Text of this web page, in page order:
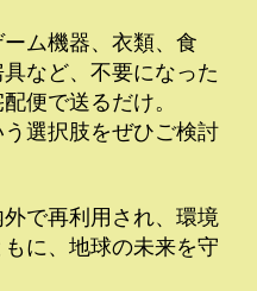
ム機器、衣類、食
など、不要になった
便で送るだけ。
選択肢をぜひご検討
で再利用され、環境
に、地球の未来を守